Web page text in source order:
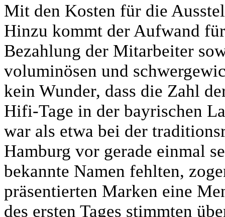
Mit den Kosten für die
Hinzu kommt der Aufwand
Bezahlung der Mitarbeiter
voluminösen und
kein Wunder, dass die Zahl
Hifi-Tage in der bayrischen
war als etwa bei der
Hamburg vor gerade einmal
bekannte Namen fehlten,
präsentierten Marken eine
des ersten Tages stimmten